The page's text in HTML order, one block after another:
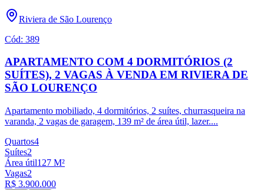
Riviera de São Lourenço
Cód: 389
APARTAMENTO COM 4 DORMITÓRIOS (2
SUÍTES), 2 VAGAS À VENDA EM RIVIERA DE
SÃO LOURENÇO
Apartamento mobiliado, 4 dormitórios, 2 suítes, churrasqueira na
varanda, 2 vagas de garagem, 139 m² de área útil, lazer....
Quartos4
Suítes2
Área útil127 M²
Vagas2
R$ 3.900.000